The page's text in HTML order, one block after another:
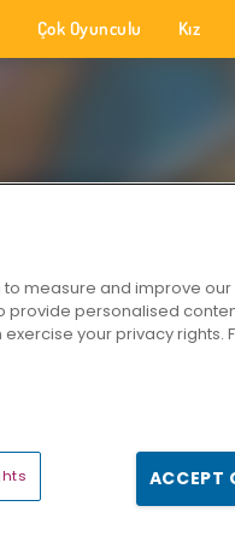
Çok Oyunculu Kız
measure and improve our
personalised
your privacy rights.
ACCEPT